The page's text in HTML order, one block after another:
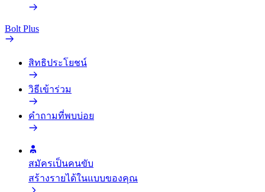
Bolt Plus
สิทธิประโยชน์
วิธีเข้าร่วม
คำถามที่พบบ่อย
สมัครเป็นคนขับ
สร้างรายได้ในแบบของคุณ